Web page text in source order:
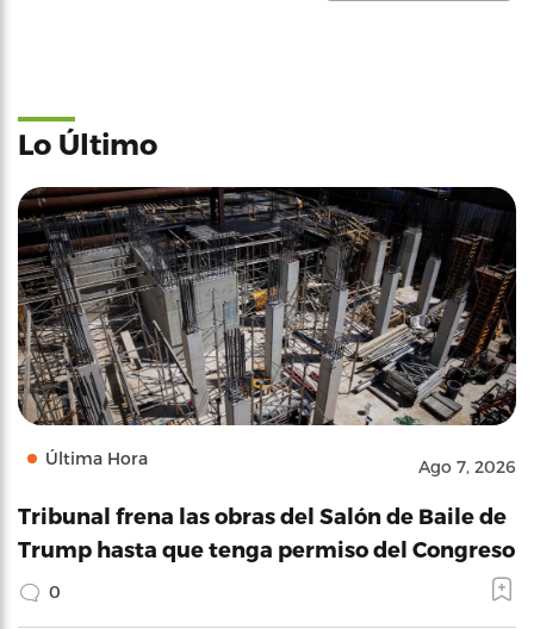
Lo Último
Última Hora Ago 7, 2026
Tribunal frena las obras del Salón de Baile de
Trump hasta que tenga permiso del Congreso
0